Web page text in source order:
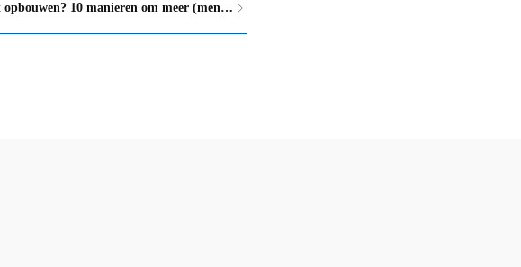
Veerkracht opbouwen? 10 manieren om meer (mentale) ruimte te krijgen in je leven